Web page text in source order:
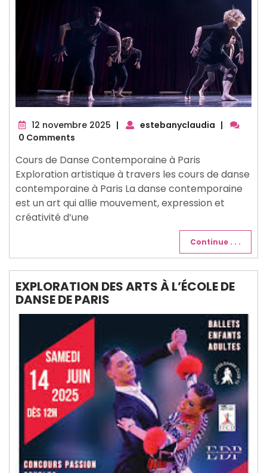
12 novembre 2025 12| estebanyclaudia |
0 Comments
Cours de Danse Contemporaine à Paris
Exploration artistique à travers les cours de danse
contemporaine à Paris La danse contemporaine
est un art qui allie mouvement, expression et
créativité d’une
Continue . . .
EXPLORATION DES ARTS À L’ÉCOLE DE
DANSE DE PARIS